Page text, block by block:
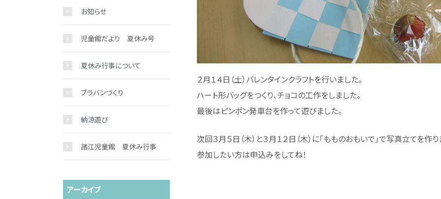
２月１４日（土）バレンタインクラフトを行いました。
ハート形バッグをつくり、チョコの工作をしました。
最後はピンポン発車台を作って遊びました。
次回３月５日（木）と３月１２日（木）に「もものおもいで」で写真立てを作り
参加したい方は申込みをしてね！
お知らせ
児童館だより 夏休み号
夏休み行事について
プラバンづくり
納涼遊び
諸江児童館 夏休み行事
アーカイブ